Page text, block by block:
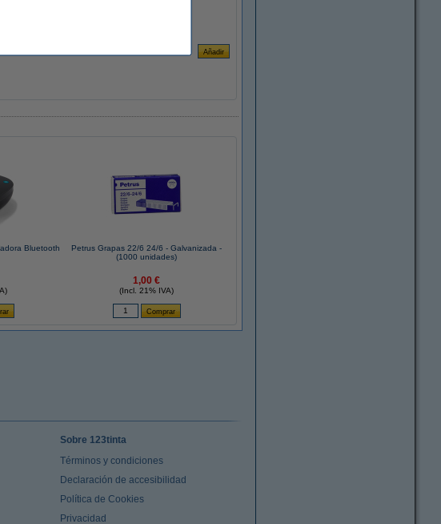
Bluetooth
Petrus Grapas 22/6 24/6 - Galvanizada -
(1000 unidades)
1,00 €
(Incl. 21% IVA)
Sobre 123tinta
Términos y condiciones
Declaración de accesibilidad
Política de Cookies
Privacidad